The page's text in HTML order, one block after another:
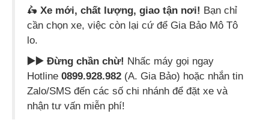
🛵 Xe mới, chất lượng, giao tận nơi! Bạn chỉ
cần chọn xe, việc còn lại cứ để Gia Bảo Mô Tô
lo.
▶️▶️ Đừng chần chừ! Nhấc máy gọi ngay
Hotline 0899.928.982 (A. Gia Bảo) hoặc nhắn tin
Zalo/SMS đến các số chi nhánh để đặt xe và
nhận tư vấn miễn phí!